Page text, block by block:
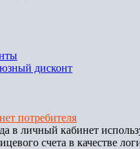
дисконт
потребителя
в личный кабинет
счета в качестве